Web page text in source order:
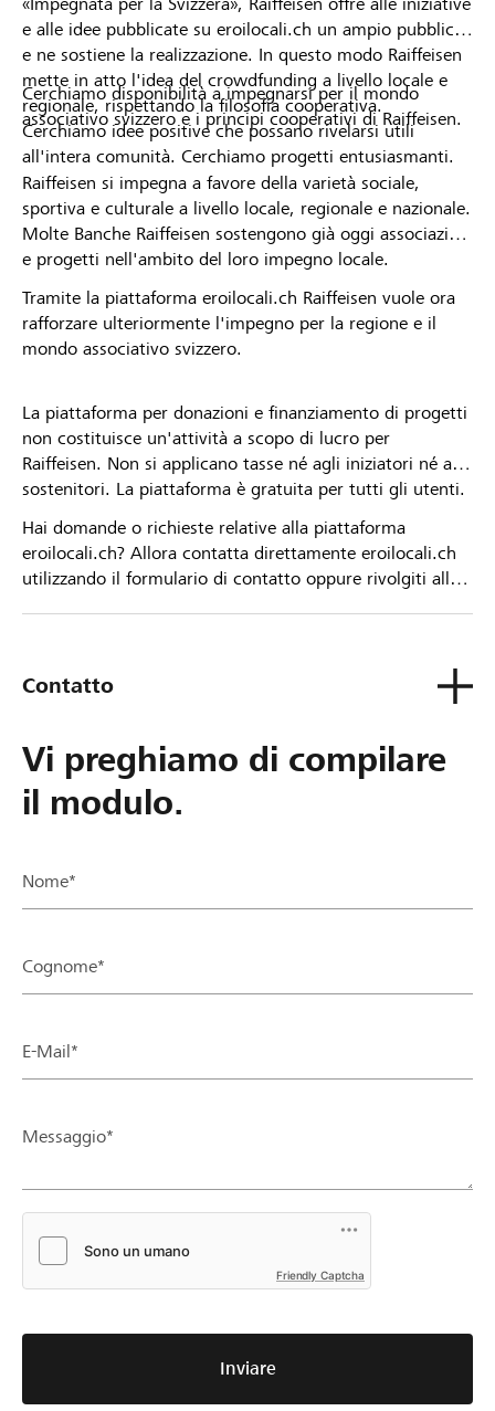
e alle idee pubblicate su eroilocali.ch un ampio pubblico
e ne sostiene la realizzazione. In questo modo Raiffeisen
mette in atto l'idea del crowdfunding a livello locale e
regionale, rispettando la filosofia cooperativa.
Cerchiamo idee positive che possano rivelarsi utili
all'intera comunità. Cerchiamo progetti entusiasmanti.
Cerchiamo disponibilità a impegnarsi per il mondo
associativo svizzero e i principi cooperativi di Raiffeisen.
Raiffeisen si impegna a favore della varietà sociale,
sportiva e culturale a livello locale, regionale e nazionale.
Molte Banche Raiffeisen sostengono già oggi associazioni
e progetti nell'ambito del loro impegno locale.
Tramite la piattaforma eroilocali.ch Raiffeisen vuole ora
rafforzare ulteriormente l'impegno per la regione e il
mondo associativo svizzero.
La piattaforma per donazioni e finanziamento di progetti
non costituisce un'attività a scopo di lucro per
Raiffeisen. Non si applicano tasse né agli iniziatori né ai
sostenitori. La piattaforma è gratuita per tutti gli utenti.
Hai domande o richieste relative alla piattaforma
eroilocali.ch? Allora contatta direttamente eroilocali.ch
utilizzando il formulario di contatto oppure rivolgiti alla
Contatto
Vi preghiamo di compilare
il modulo.
Nome*
Cognome*
E-Mail*
Messaggio*
Friendly Captcha
Inviare